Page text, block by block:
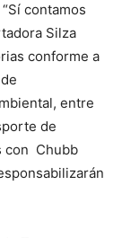
contamos
Silza
conforme a
entre
de
con Chubb